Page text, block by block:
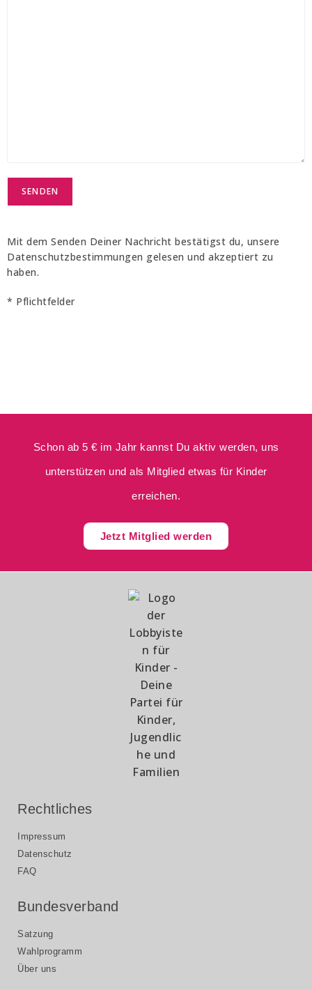
Mit dem Senden Deiner Nachricht bestätigst du, unsere
Datenschutzbestimmungen gelesen und akzeptiert zu
haben.
* Pflichtfelder
Schon ab 5 € im Jahr kannst Du aktiv werden, uns
unterstützen und als Mitglied etwas für Kinder
erreichen.
Jetzt Mitglied werden
Rechtliches
Impressum
Datenschutz
FAQ
Bundesverband
Satzung
Wahlprogramm
Über uns